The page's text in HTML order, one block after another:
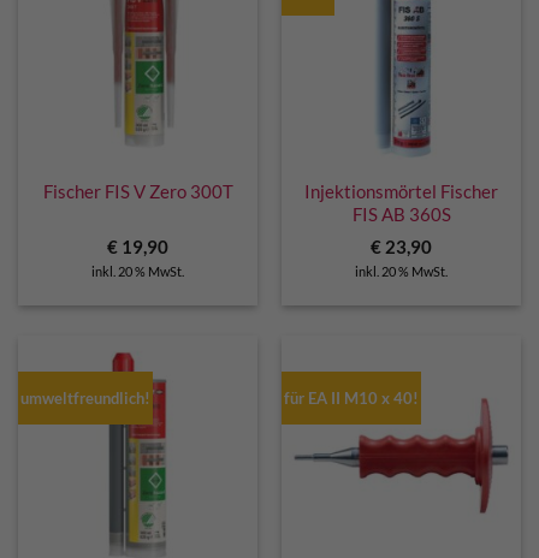
Fischer FIS V Zero 300T
€ 19,90
inkl. 20 % MwSt.
Injektionsmörtel Fischer
FIS AB 360S
€ 23,90
inkl. 20 % MwSt.
umweltfreundlich! für EA II M10 x 40!